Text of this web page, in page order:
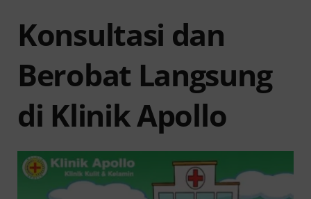
Konsultasi dan
Berobat Langsung
di Klinik Apollo